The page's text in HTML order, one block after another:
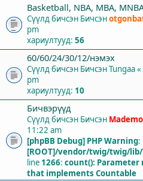
Basketball, NBA, MBA,
Сүүлд бичсэн Бичсэн
pm
хариултууд: 56
60/60/24/30/12/нэмэх
Сүүлд бичсэн БичсэнTungaa«
pm
хариултууд: 10
Бичвэрүүд
Сүүлд бичсэн Бичсэн
11:22 am
[phpBB Debug] PHP Warning:
[ROOT]/vendor/twig/twig/
line 1266: count(): Parameter
that implements Countable